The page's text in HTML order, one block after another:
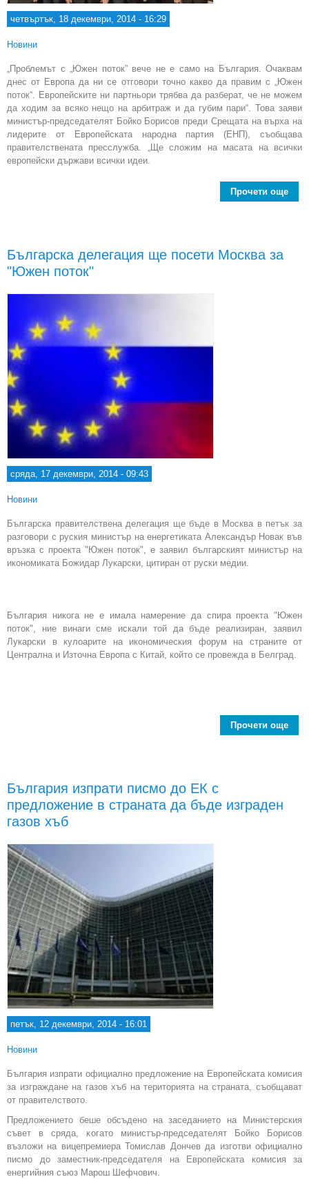
четвъртък, 18 декември, 2014 - 16:29
Новини
„Проблемът с „Южен поток” вече не е само на България. Очаквам
днес от Европа да ни се отговори точно какво да правим с „Южен
поток“. Европейските ни партньори трябва да разберат, че не можем
да ходим за всяко нещо на арбитраж и да губим пари“. Това заяви
министър-председателят Бойко Борисов преди Срещата на върха на
лидерите от Европейската народна партия (ЕНП), съобщава
правителствената пресслужба. „Ще сложим на масата на всички
европейски държави всички идеи.
Прочети още
Българска делегация ще посети Москва за
"Южен поток"
сряда, 17 декември, 2014 - 09:43
Новини
Българска правителствена делегация ще бъде в Москва в петък за
разговори с руския министър на енергетиката Александър Новак във
връзка с проекта "Южен поток", е заявил българският министър на
икономиката Божидар Лукарски, цитиран от руски медии.
България никога не е имала намерение да спира проекта "Южен
поток", ние винаги сме искали той да бъде реализиран, заявил
Лукарски в кулоарите на икономическия форум на страните от
Централна и Източна Европа с Китай, който се провежда в Белград.
Прочети още
България изпрати писмо до ЕК с
предложение в страната да бъде изграден
газов хъб
петък, 12 декември, 2014 - 16:01
Новини
България изпрати официално предложение на Европейската комисия
за изграждане на газов хъб на територията на страната, съобщават
от правителството.
Предложението беше обсъдено на заседанието на Министерския
съвет в сряда, когато министър-председателят Бойко Борисов
възложи на вицепремиера Томислав Дончев да изготви официално
писмо до заместник-председателя на Европейската комисия за
енергийния съюз Марош Шефчович.